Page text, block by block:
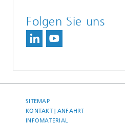
Folgen Sie uns
SITEMAP
KONTAKT | ANFAHRT
INFOMATERIAL